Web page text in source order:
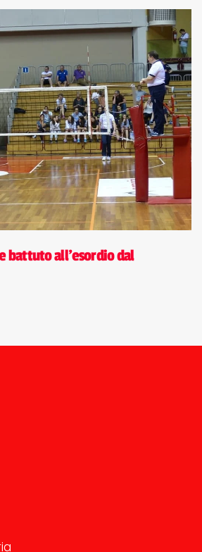
battuto all'esordio dal